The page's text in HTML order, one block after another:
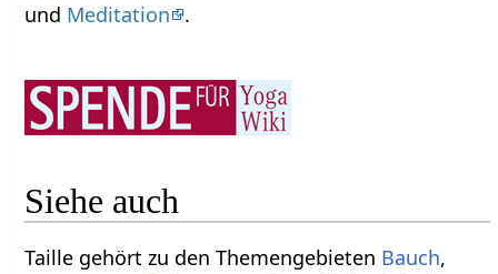
und Meditation .
Siehe auch
Taille gehört zu den Themengebieten Bauch,